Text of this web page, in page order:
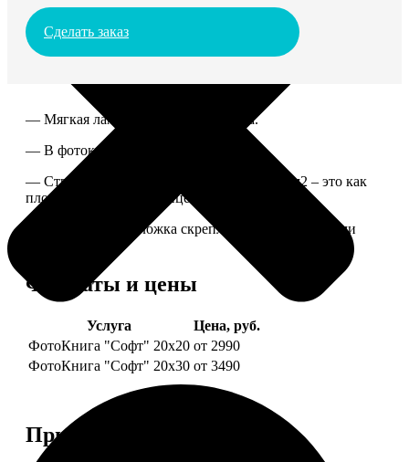
Сделать заказ
— Мягкая ламинированная обложка.
— В фотокниге от 60 до 300 страниц.
— Страницы из бумаги плотностью 170 г/м2 – это как
плотные страницы глянцевого журнала.
— Страницы и обложка скреплены металлическими
Форматы и цены
Услуга
Цена, руб.
ФотоКнига "Софт" 20х20 от 2990
ФотоКнига "Софт" 20х30 от 3490
Примеры работ